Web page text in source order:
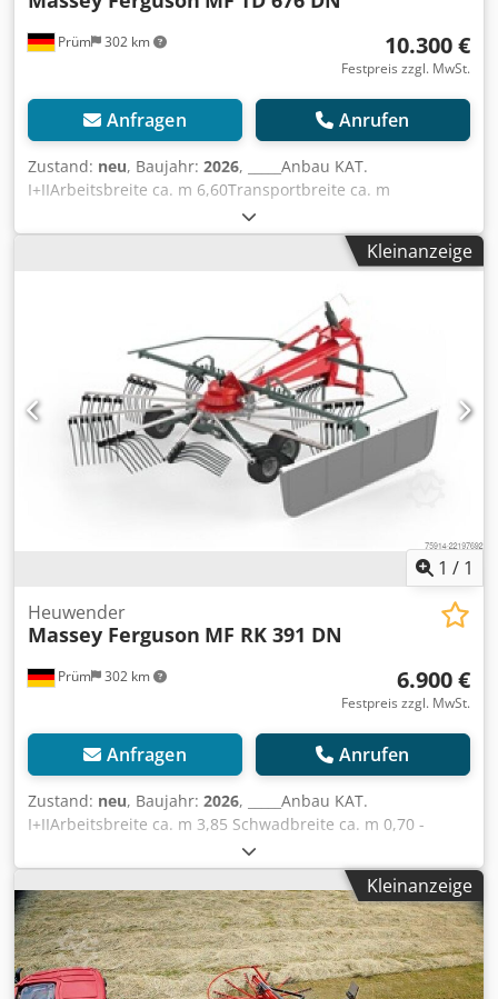
Prüm 302 km 10.300 €
Festpreis zzgl. MwSt.
Anfragen Anrufen
Zustand: neu, Baujahr: 2026, _____Anbau KAT.
I+IIArbeitsbreite ca. m 6,60Transportbreite ca. m
2,90Abstellhöhe ca. m 3,30Anzahl Kreisel 6Zinkenarme je
Kreisel 6Zinkenverlustsicherung SerieBereifung 16/6.50-
8Leistungsbedarf ca. kW/PS 30/41Erforderliche
U/min 540Gelenkwelle Überlastsicherung
(Sternratsche)Gelenkwellenprofil 1 3/8" 6-teiligWarntafeln
SerieBeleuchtung SonderzubehörGewicht ca. kg
822Sonderausstattung- Beleuchtung mit LEDInterne
Nummer 14392Nettopreis: 10.300,00 EURBruttopreis:
12.257,00 EUR,Lagerort:null Dcodjzgqq Depfx Aixsk
Kleinanzeige
1 / 1
Prüm 302 km
Heuwender
Massey Ferguson MF RK 391 DN
6.900 €
Festpreis zzgl. MwSt.
Anfragen Anrufen
Zustand: neu, Baujahr: 2026, _____Anbau KAT.
I+IIArbeitsbreite ca. m 3,85 Schwadbreite ca. m 0,70 -
1,55Transportbreite ca. m (abgenommene Zinkenträger)
1,68 Transportlänge ca. m 2,34 Kreiseldurchmesser 2,96
Zinkenarme je Kreisel 10 Doppelzinken je Arm 4Bereifung
Kreiselfahrwerk 2x 16/6.50-8 Tandemachse
SonderzubehörLeistungsbedarf ca. kW/PS 20/27
Erforderliche Hydraulikanschlüsse -Höhenverstellung
Kreisel mechanischZapfwellendrehzahl U/min
Kleinanzeige